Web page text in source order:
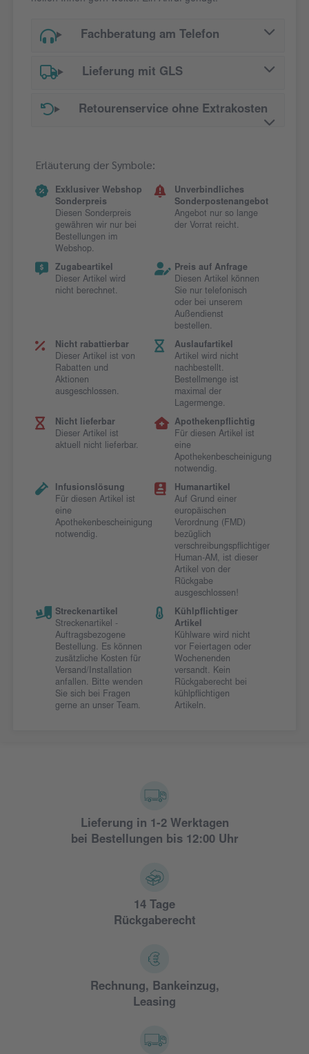
Fachberatung am Telefon
Lieferung mit GLS
Retourenservice ohne Extrakosten
Erläuterung der Symbole:
Exklusiver Webshop
Sonderpreis
Diesen Sonderpreis
gewähren wir nur bei
Bestellungen im
Webshop.
Unverbindliches
Sonderpostenangebot
Angebot nur so lange
der Vorrat reicht.
Zugabeartikel
Dieser Artikel wird
nicht berechnet.
Preis auf Anfrage
Diesen Artikel können
Sie nur telefonisch
oder bei unserem
Außendienst
bestellen.
Nicht rabattierbar
Dieser Artikel ist von
Rabatten und
Aktionen
ausgeschlossen.
Auslaufartikel
Artikel wird nicht
nachbestellt.
Bestellmenge ist
maximal der
Lagermenge.
Nicht lieferbar
Dieser Artikel ist
aktuell nicht lieferbar.
Apothekenpflichtig
Für diesen Artikel ist
eine
Apothekenbescheinigung
notwendig.
Infusionslösung
Für diesen Artikel ist
eine
Apothekenbescheinigung
notwendig.
Humanartikel
Auf Grund einer
europäischen
Verordnung (FMD)
bezüglich
verschreibungspflichtiger
Human-AM, ist dieser
Artikel von der
Rückgabe
ausgeschlossen!
Streckenartikel
Streckenartikel -
Auftragsbezogene
Bestellung. Es können
zusätzliche Kosten für
Versand/Installation
anfallen. Bitte wenden
Sie sich bei Fragen
gerne an unser Team.
Kühlpflichtiger
Artikel
Kühlware wird nicht
vor Feiertagen oder
Wochenenden
versandt. Kein
Rückgaberecht bei
kühlpflichtigen
Artikeln.
Lieferung in 1-2 Werktagen
bei Bestellungen bis 12:00 Uhr
14 Tage
Rückgaberecht
Rechnung, Bankeinzug,
Leasing